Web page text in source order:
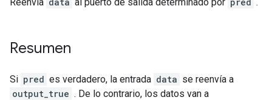
Resumen
Si pred es verdadero, la entrada data se reenvía a
output_true . De lo contrario, los datos van a